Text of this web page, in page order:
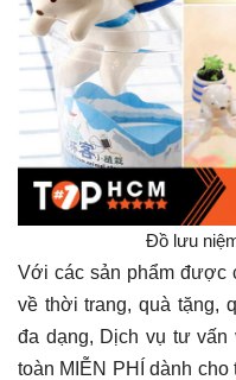
Đồ lưu
Với các sản phẩm được
về thời trang, quà tặng,
đa dạng, Dịch vụ tư vấn
toàn MIỄN PHÍ dành